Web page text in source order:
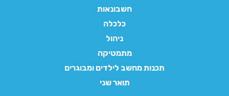
חשבונאות
כלכלה
ניהול
מתמטיקה
תכנות מחשב לילדים ומבוגרים
תואר שני